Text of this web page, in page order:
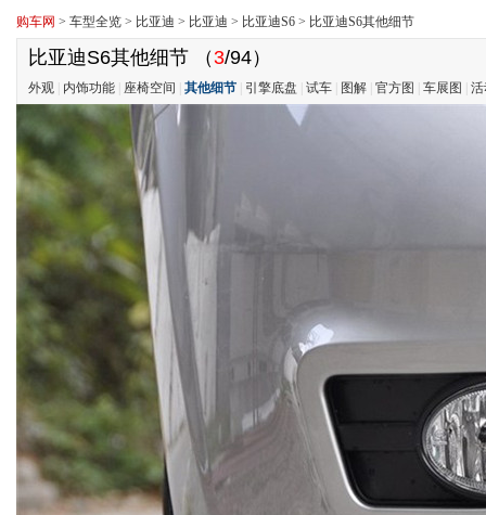
购车网 > 车型全览 > 比亚迪 > 比亚迪 > 比亚迪S6 > 比亚迪S6其他细节
比亚迪S6其他细节 （3/94）
外观 内饰功能 座椅空间 其他细节 引擎底盘 试车 图解 官方图 车展图